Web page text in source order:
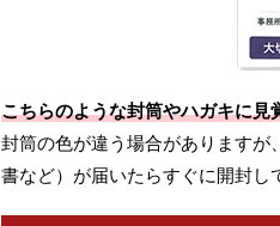
こちらのような封筒やハガキに見
封筒の色が違う場合があります
書など）が届いたらすぐに開封し